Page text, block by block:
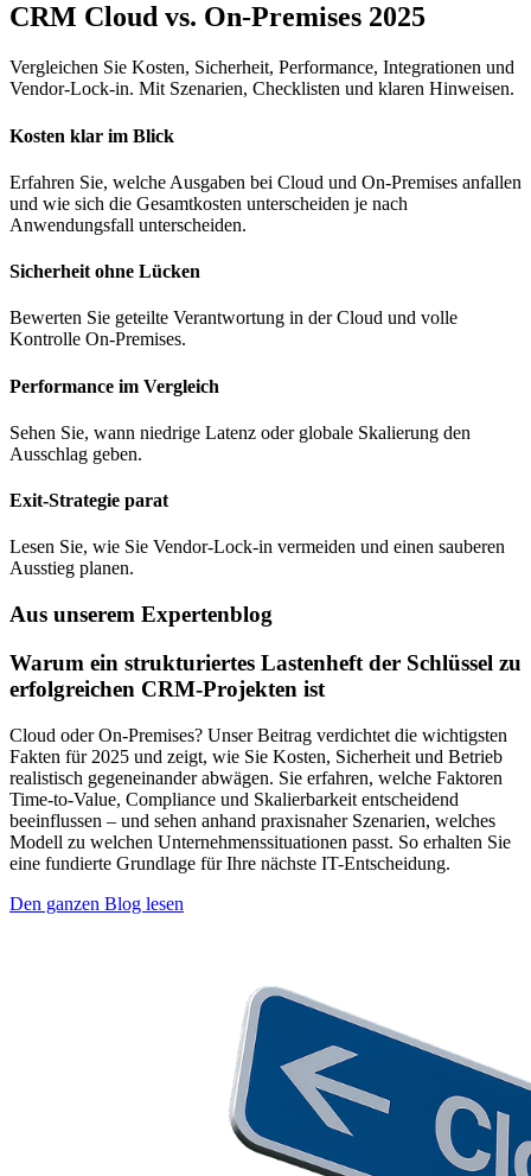
CRM Cloud vs. On-Premises 2025
Vergleichen Sie Kosten, Sicherheit, Performance, Integrationen und
Vendor-Lock-in. Mit Szenarien, Checklisten und klaren Hinweisen.
Kosten klar im Blick
Erfahren Sie, welche Ausgaben bei Cloud und On-Premises anfallen
und wie sich die Gesamtkosten unterscheiden je nach
Anwendungsfall unterscheiden.
Sicherheit ohne Lücken
Bewerten Sie geteilte Verantwortung in der Cloud und volle
Kontrolle On-Premises.
Performance im Vergleich
Sehen Sie, wann niedrige Latenz oder globale Skalierung den
Ausschlag geben.
Exit-Strategie parat
Lesen Sie, wie Sie Vendor-Lock-in vermeiden und einen sauberen
Ausstieg planen.
Aus unserem Expertenblog
Warum ein strukturiertes Lastenheft der Schlüssel zu
erfolgreichen CRM-Projekten ist
Cloud oder On-Premises? Unser Beitrag verdichtet die wichtigsten
Fakten für 2025 und zeigt, wie Sie Kosten, Sicherheit und Betrieb
realistisch gegeneinander abwägen. Sie erfahren, welche Faktoren
Time-to-Value, Compliance und Skalierbarkeit entscheidend
beeinflussen – und sehen anhand praxisnaher Szenarien, welches
Modell zu welchen Unternehmenssituationen passt. So erhalten Sie
eine fundierte Grundlage für Ihre nächste IT-Entscheidung.
Den ganzen Blog lesen